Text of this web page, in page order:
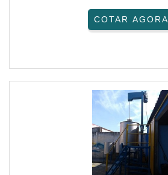
COTAR AGORA